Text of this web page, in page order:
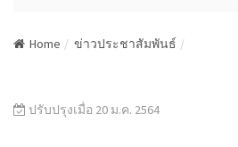
v
a
นักเรียน และผู้ปกครองสามารถ
Home ข่าวประชาสัมพันธ์
ปรับปรุงเมื่อ 20 ม.ค. 2564